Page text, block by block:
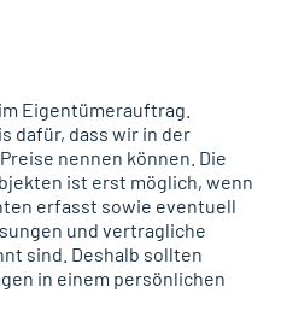
Eigentümerauftrag.
dafür, dass wir in der
nennen können. Die
ist erst möglich, wenn
erfasst sowie eventuell
und vertragliche
sind. Deshalb sollten
in einem persönlichen